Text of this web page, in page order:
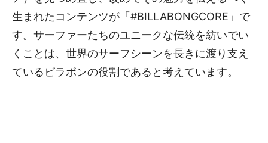
生まれたコンテンツが「#BILLABONGCORE」で
す。サーファーたちのユニークな伝統を紡いでい
くことは、世界のサーフシーンを長きに渡り支え
ているビラボンの役割であると考えています。